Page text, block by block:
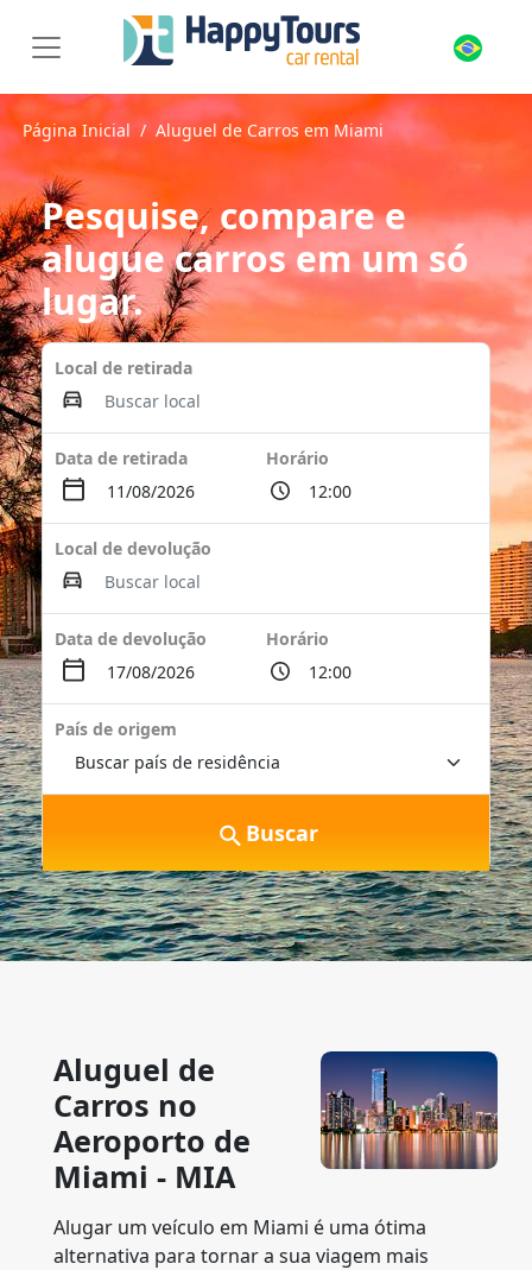
Página Inicial Aluguel de Carros em Miami
Pesquise, compare e
alugue carros em um só
lugar.
Local de retirada
Data de retirada Horário
Local de devolução
Data de devolução Horário
País de origem
Buscar
Aluguel de
Carros no
Aeroporto de
Miami - MIA
Alugar um veículo em Miami é uma ótima
alternativa para tornar a sua viagem mais